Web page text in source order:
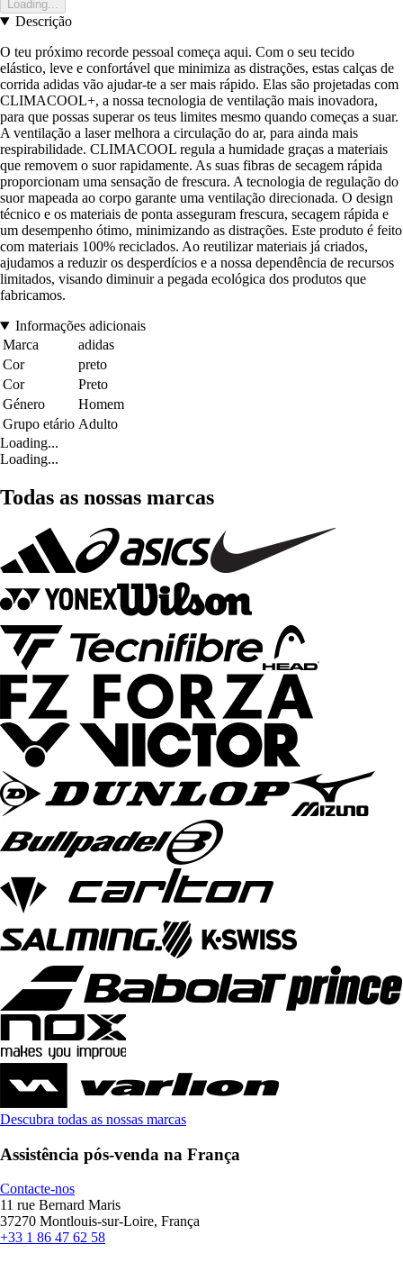
Loading...
Descrição
O teu próximo recorde pessoal começa aqui. Com o seu tecido
elástico, leve e confortável que minimiza as distrações, estas calças de
corrida adidas vão ajudar-te a ser mais rápido. Elas são projetadas com
CLIMACOOL+, a nossa tecnologia de ventilação mais inovadora,
para que possas superar os teus limites mesmo quando começas a suar.
A ventilação a laser melhora a circulação do ar, para ainda mais
respirabilidade. CLIMACOOL regula a humidade graças a materiais
que removem o suor rapidamente. As suas fibras de secagem rápida
proporcionam uma sensação de frescura. A tecnologia de regulação do
suor mapeada ao corpo garante uma ventilação direcionada. O design
técnico e os materiais de ponta asseguram frescura, secagem rápida e
um desempenho ótimo, minimizando as distrações. Este produto é feito
com materiais 100% reciclados. Ao reutilizar materiais já criados,
ajudamos a reduzir os desperdícios e a nossa dependência de recursos
limitados, visando diminuir a pegada ecológica dos produtos que
fabricamos.
Informações adicionais
Marca
adidas
Cor
preto
Cor
Preto
Género
Homem
Grupo etário Adulto
Loading...
Loading...
Todas as nossas marcas
Descubra todas as nossas marcas
Assistência pós-venda na França
Contacte-nos
11 rue Bernard Maris
37270 Montlouis-sur-Loire, França
+33 1 86 47 62 58